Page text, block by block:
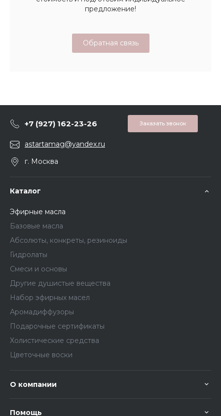
предложение!
Обратная связь
+7 (927) 162-23-26 Заказать звонок
astartamag@yandex.ru
г. Москва
Каталог
Эфирные масла
Базовые масла
Абсолюты, конкреты, резиноиды
Гидролаты
Смеси и основы
Другие душистые вещества
Набор эфирных масел
Аромадиффузоры
Подарочные сертификаты
Холистические средства
Цветочные воски
О компании
Помощь